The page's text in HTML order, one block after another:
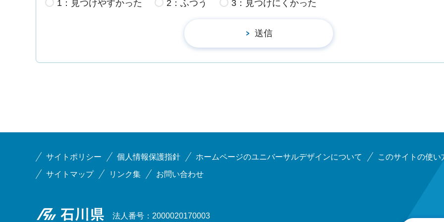
1：見つけやすかった 2：ふつう 3：見つけにくかった
サイトポリシー 個人情報保護指針 ホームページのユニバーサルデザインについて このサイトの使い
サイトマップ リンク集 お問い合わせ
石川県 法人番号：2000020170003